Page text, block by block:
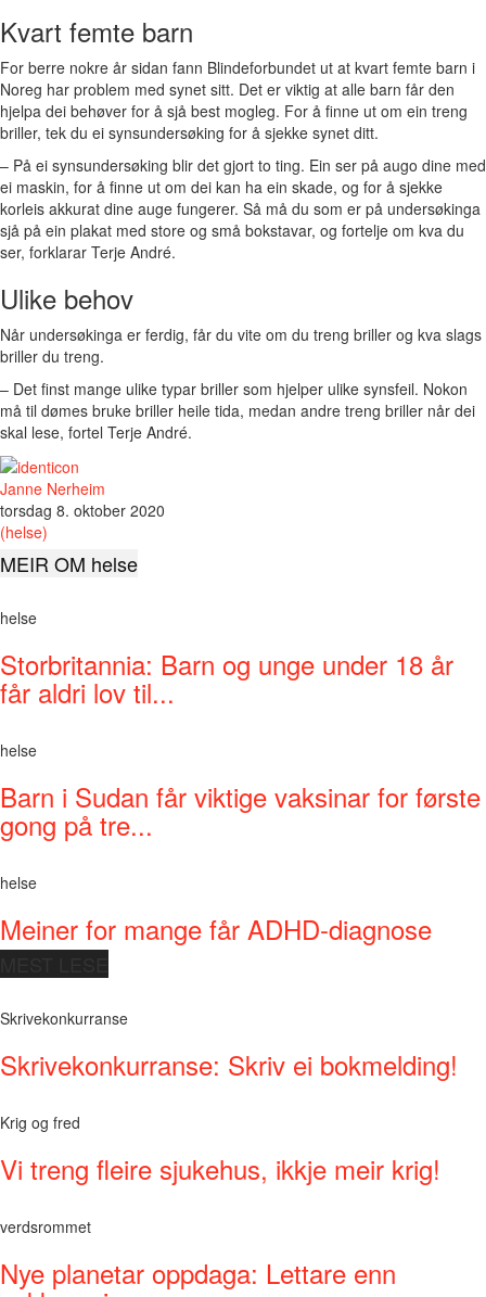
Kvart femte barn
For berre nokre år sidan fann Blindeforbundet ut at kvart femte barn i
Noreg har problem med synet sitt. Det er viktig at alle barn får den
hjelpa dei behøver for å sjå best mogleg. For å finne ut om ein treng
briller, tek du ei synsundersøking for å sjekke synet ditt.
– På ei synsundersøking blir det gjort to ting. Ein ser på augo dine med
ei maskin, for å finne ut om dei kan ha ein skade, og for å sjekke
korleis akkurat dine auge fungerer. Så må du som er på undersøkinga
sjå på ein plakat med store og små bokstavar, og fortelje om kva du
ser, forklarar Terje André.
Ulike behov
Når undersøkinga er ferdig, får du vite om du treng briller og kva slags
briller du treng.
– Det finst mange ulike typar briller som hjelper ulike synsfeil. Nokon
må til dømes bruke briller heile tida, medan andre treng briller når dei
skal lese, fortel Terje André.
Janne Nerheim
torsdag 8. oktober 2020
(helse)
MEIR OM helse
helse
Storbritannia: Barn og unge under 18 år
får aldri lov til...
helse
Barn i Sudan får viktige vaksinar for første
gong på tre...
helse
Meiner for mange får ADHD-diagnose
Skrivekonkurranse
Skrivekonkurranse: Skriv ei bokmelding!
Krig og fred
Vi treng fleire sjukehus, ikkje meir krig!
verdsrommet
Nye planetar oppdaga: Lettare enn